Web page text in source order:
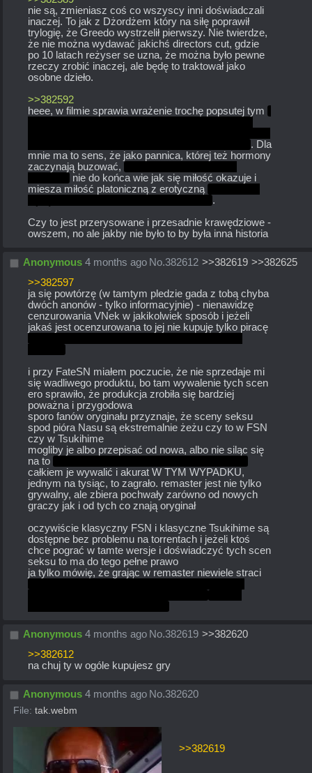
nie są, zmieniasz coś co wszyscy inni doświadczali
inaczej. To jak z Dżordżem który na siłę poprawił
trylogię, że Greedo wystrzelił pierwszy. Nie twierdze,
że nie można wydawać jakichś directors cut, gdzie
po 10 latach reżyser se uzna, że można było pewne
rzeczy zrobić inaczej, ale będę to traktował jako
osobne dzieło.
>>382592
. Dla
mnie ma to sens, że jako pannica, której też hormony
zaczynają buzować,
nie do końca wie jak się miłość okazuje i
miesza miłość platoniczną z erotyczną
.
Czy to jest przerysowane i przesadnie krawędziowe -
owszem, no ale jakby nie było to by była inna historia
Anonymous 4 months ago No.382612 >>382619 >>382625
>>382597
ja się powtórzę (w tamtym pledzie gada z tobą chyba
dwóch anonów - tylko informacyjnie) - nienawidzę
cenzurowania VNek w jakikolwiek sposób i jeżeli
i przy FateSN miałem poczucie, że nie sprzedaje mi
się wadliwego produktu, bo tam wywalenie tych scen
ero sprawiło, że produkcja zrobiła się bardziej
poważna i przygodowa
sporo fanów oryginału przyznaje, że sceny seksu
spod pióra Nasu są ekstremalnie żeżu czy to w FSN
czy w Tsukihime
mogliby je albo przepisać od nowa, albo nie siląc się
na to
całkiem je wywalić i akurat W TYM WYPADKU,
jednym na tysiąc, to zagrało. remaster jest nie tylko
grywalny, ale zbiera pochwały zarówno od nowych
graczy jak i od tych co znają oryginał
oczywiście klasyczny FSN i klasyczne Tsukihime są
dostępne bez problemu na torrentach i jeżeli ktoś
chce pograć w tamte wersje i doświadczyć tych scen
seksu to ma do tego pełne prawo
Anonymous 4 months ago No.382619 >>382620
>>382612
na chuj ty w ogóle kupujesz gry
Anonymous 4 months ago No.382620
File: tak.webm
>>382619